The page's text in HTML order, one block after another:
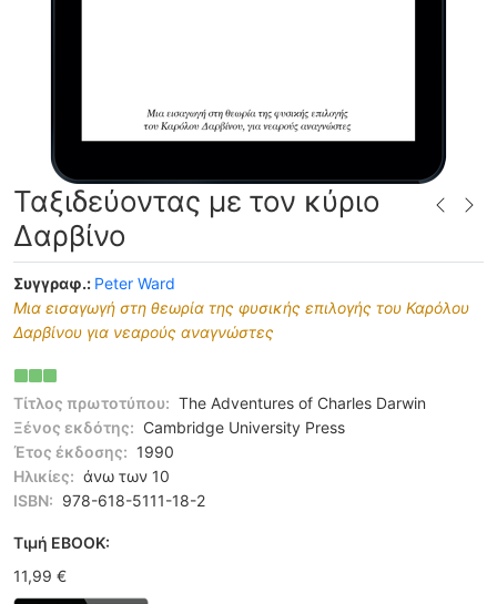
Ταξιδεύοντας με τον κύριο
Δαρβίνο
Συγγραφ.: Peter Ward
Μια εισαγωγή στη θεωρία της φυσικής επιλογής του Καρόλου
Δαρβίνου για νεαρούς αναγνώστες
Τίτλος πρωτοτύπου: The Adventures of Charles Darwin
Ξένος εκδότης: Cambridge University Press
Έτος έκδοσης: 1990
Ηλικίες: άνω των 10
ISBN: 978-618-5111-18-2
Tιμή EBOOK:
11,99 €